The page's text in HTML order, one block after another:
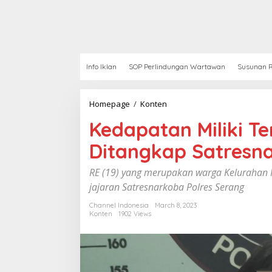
Info Iklan SOP Perlindungan Wartawan Susunan
Homepage / Konten
d
a
p
a
t
a
n
M
i
Kedapatan Miliki
Ditangkap
RE (19) yang merupakan warga
jajaran Satresnarkoba Polres Serang
Channel Indonesia
March 8, 2023
Konten
1902 Views